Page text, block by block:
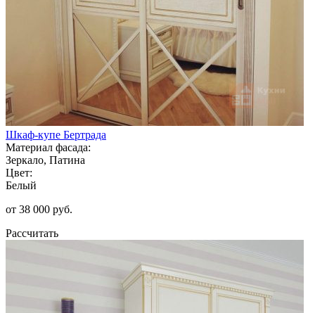
Шкаф-купе Бертрада
Материал фасада:
Зеркало, Патина
Цвет:
Белый
от 38 000 руб.
Рассчитать